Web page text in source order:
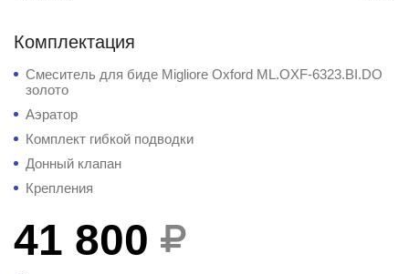
Комплектация
Смеситель для биде Migliore Oxford ML.OXF-6323.BI.DO
золото
Аэратор
Комплект гибкой подводки
Донный клапан
Крепления
41 800